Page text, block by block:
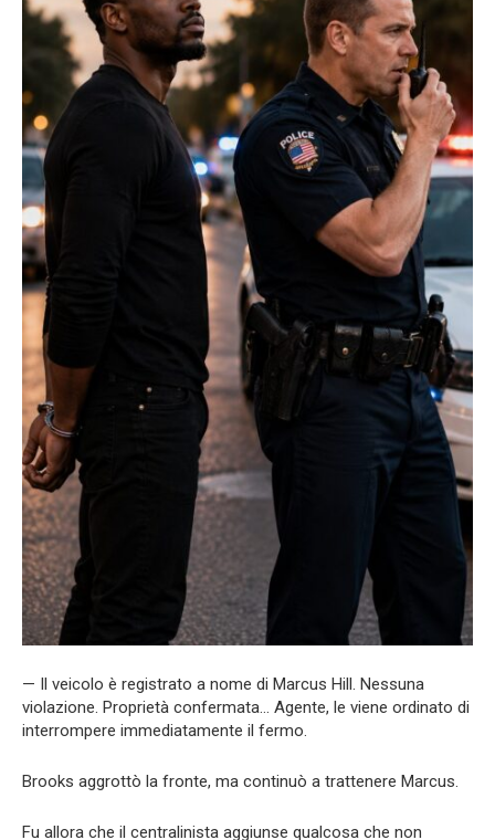
— Il veicolo è registrato a nome di Marcus Hill. Nessuna
violazione. Proprietà confermata… Agente, le viene ordinato di
interrompere immediatamente il fermo.
Brooks aggrottò la fronte, ma continuò a trattenere Marcus.
Fu allora che il centralinista aggiunse qualcosa che non